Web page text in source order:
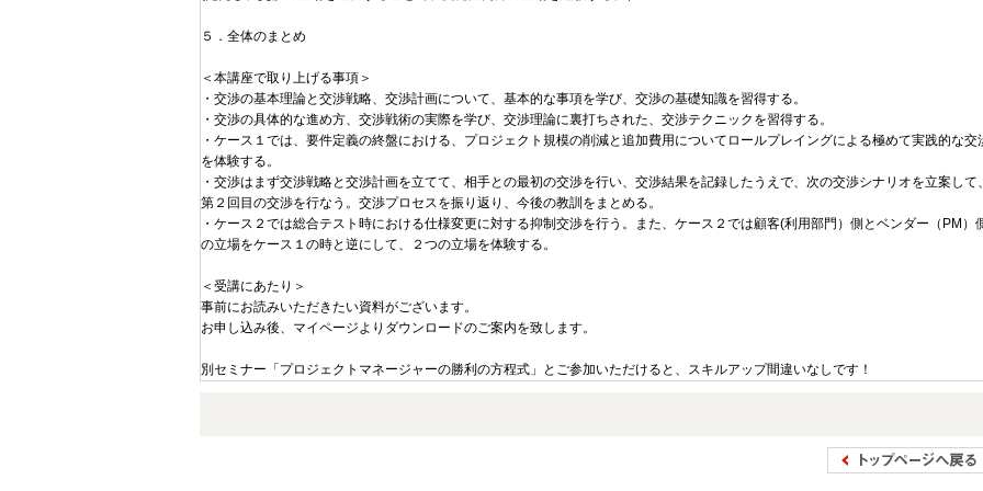
５．全体のまとめ
＜本講座で取り上げる事項＞
・交渉の基本理論と交渉戦略、交渉計画について、基本的な事項を学び、交渉の基礎知識を習得する。
・交渉の具体的な進め方、交渉戦術の実際を学び、交渉理論に裏打ちされた、交渉テクニックを習得する。
・ケース１では、要件定義の終盤における、プロジェクト規模の削減と追加費用についてロールプレイングによる極めて実践的な交
を体験する。
・交渉はまず交渉戦略と交渉計画を立てて、相手との最初の交渉を行い、交渉結果を記録したうえで、次の交渉シナリオを立案して、
第２回目の交渉を行なう。交渉プロセスを振り返り、今後の教訓をまとめる。
・ケース２では総合テスト時における仕様変更に対する抑制交渉を行う。また、ケース２では顧客(利用部門）側とベンダー（PM）
の立場をケース１の時と逆にして、２つの立場を体験する。
＜受講にあたり＞
事前にお読みいただきたい資料がございます。
お申し込み後、マイページよりダウンロードのご案内を致します。
別セミナー「プロジェクトマネージャーの勝利の方程式」とご参加いただけると、スキルアップ間違いなしです！